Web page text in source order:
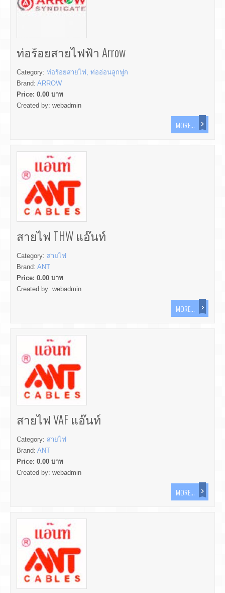
ท่อร้อยสายไฟฟ้า Arrow
Category: ท่อร้อยสายไฟ, ท่ออ่อนลูกฟูก
Brand: ARROW
Price: 0.00 บาท
Created by: webadmin
MORE...
สายไฟ THW แอ๊นท์
Category: สายไฟ
Brand: ANT
Price: 0.00 บาท
Created by: webadmin
MORE...
สายไฟ VAF แอ๊นท์
Category: สายไฟ
Brand: ANT
Price: 0.00 บาท
Created by: webadmin
MORE...